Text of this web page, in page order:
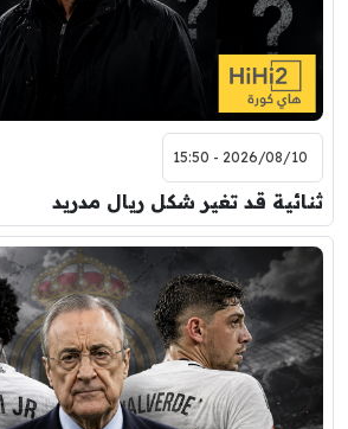
2026/08/10 - 15:50
ثنائية قد تغير شكل ريال مدريد